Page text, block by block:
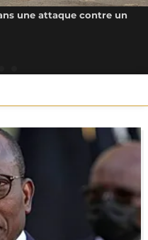
une attaque contre un